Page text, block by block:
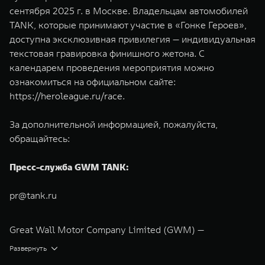
сентября 2025 г. в Москве. Владельцам автомобилей
TANK, которые принимают участие в «Гонке Героев»,
доступна эксклюзивная привилегия — индивидуальная
текстовая гравировка финишного жетона. С
календарем проведения мероприятия можно
ознакомиться на официальном сайте:
https://heroleague.ru/race.
За дополнительной информацией, пожалуйста,
обращайтесь:
Пресс-служба GWM TANK:
pr@tank.ru
Great Wall Motor Company Limited (GWM) —
глобальный производитель внедорожников,
Развернуть